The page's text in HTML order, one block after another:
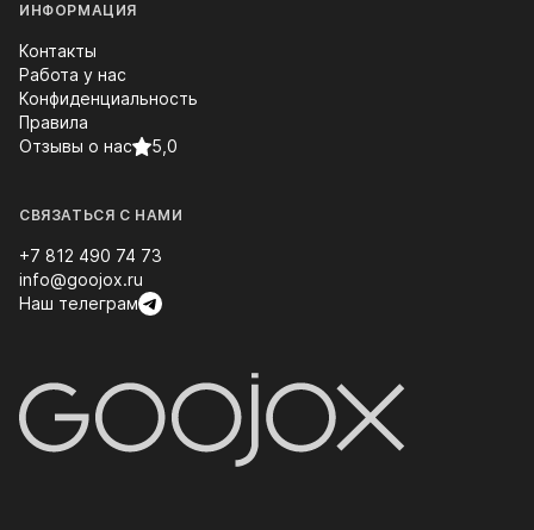
ИНФОРМАЦИЯ
Контакты
Работа у нас
Конфиденциальность
Правила
Отзывы о нас
5,0
СВЯЗАТЬСЯ С НАМИ
+7 812 490 74 73
info@goojox.ru
Наш телеграм